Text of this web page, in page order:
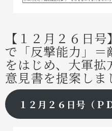
【１２月２６日
で「反撃能力」
をはじめ、大軍拡
意見書を提案しま
１２月２６日号（Ｐ